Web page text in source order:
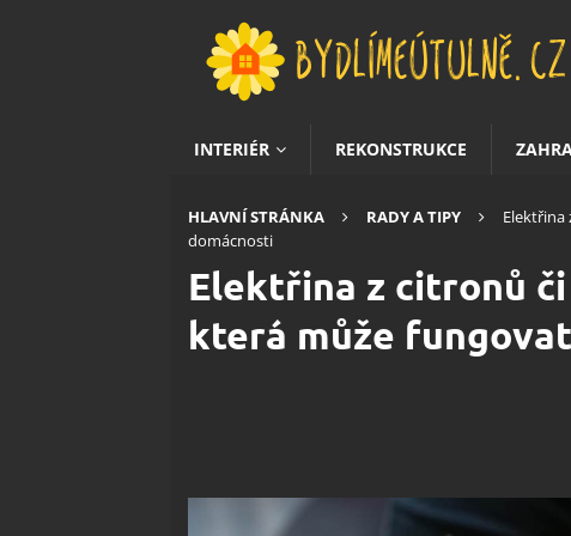
INTERIÉR REKONSTRUKCE
HLAVNÍ STRÁNKA RADY A TIPY
Elektřina
domácnosti
Elektřina z citronů
která může